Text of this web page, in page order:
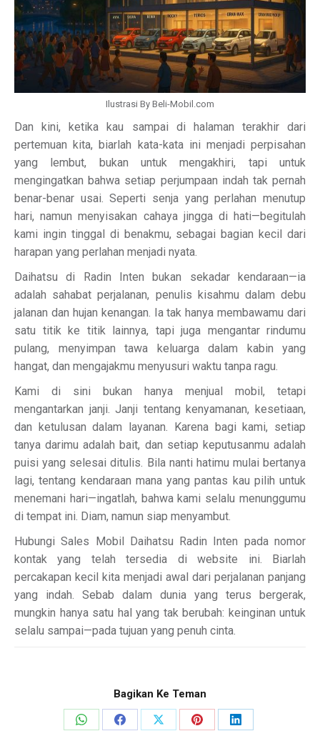
Ilustrasi By Beli-Mobil.com
Dan kini, ketika kau sampai di halaman terakhir dari
pertemuan kita, biarlah kata-kata ini menjadi perpisahan
yang lembut, bukan untuk mengakhiri, tapi untuk
mengingatkan bahwa setiap perjumpaan indah tak pernah
benar-benar usai. Seperti senja yang perlahan menutup
hari, namun menyisakan cahaya jingga di hati—begitulah
kami ingin tinggal di benakmu, sebagai bagian kecil dari
harapan yang perlahan menjadi nyata.
Daihatsu di Radin Inten bukan sekadar kendaraan—ia
adalah sahabat perjalanan, penulis kisahmu dalam debu
jalanan dan hujan kenangan. Ia tak hanya membawamu dari
satu titik ke titik lainnya, tapi juga mengantar rindumu
pulang, menyimpan tawa keluarga dalam kabin yang
hangat, dan mengajakmu menyusuri waktu tanpa ragu.
Kami di sini bukan hanya menjual mobil, tetapi
mengantarkan janji. Janji tentang kenyamanan, kesetiaan,
dan ketulusan dalam layanan. Karena bagi kami, setiap
tanya darimu adalah bait, dan setiap keputusanmu adalah
puisi yang selesai ditulis. Bila nanti hatimu mulai bertanya
lagi, tentang kendaraan mana yang pantas kau pilih untuk
menemani hari—ingatlah, bahwa kami selalu menunggumu
di tempat ini. Diam, namun siap menyambut.
Hubungi Sales Mobil Daihatsu Radin Inten pada nomor
kontak yang telah tersedia di website ini. Biarlah
percakapan kecil kita menjadi awal dari perjalanan panjang
yang indah. Sebab dalam dunia yang terus bergerak,
mungkin hanya satu hal yang tak berubah: keinginan untuk
selalu sampai—pada tujuan yang penuh cinta.
Bagikan Ke Teman
Share
Share
Share
Share
Share